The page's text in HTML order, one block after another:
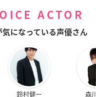
ACTOR
気になっている声優さん
鈴村健一 森